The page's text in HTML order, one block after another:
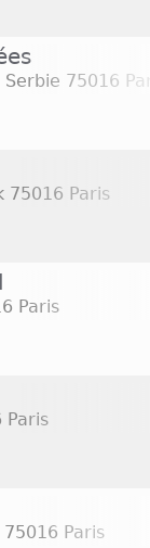
75016
75016 Paris
Paris
Paris
75016 Paris